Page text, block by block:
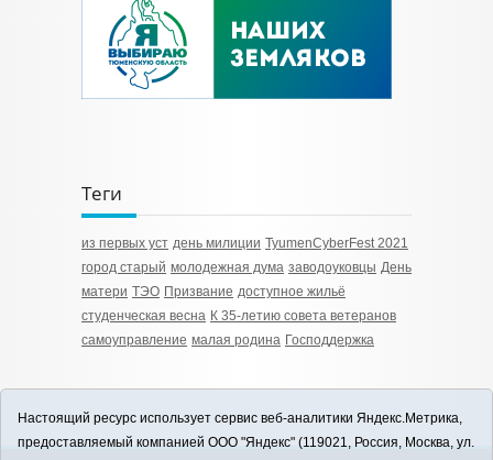
Теги
из первых уст день милиции TyumenСyberFest 2021
город старый молодежная дума заводоуковцы День
матери ТЭО Призвание доступное жильё
студенческая весна К 35-летию совета ветеранов
самоуправление малая родина Господдержка
Настоящий ресурс использует сервис веб-аналитики Яндекс.Метрика,
предоставляемый компанией ООО "Яндекс" (119021, Россия, Москва, ул.